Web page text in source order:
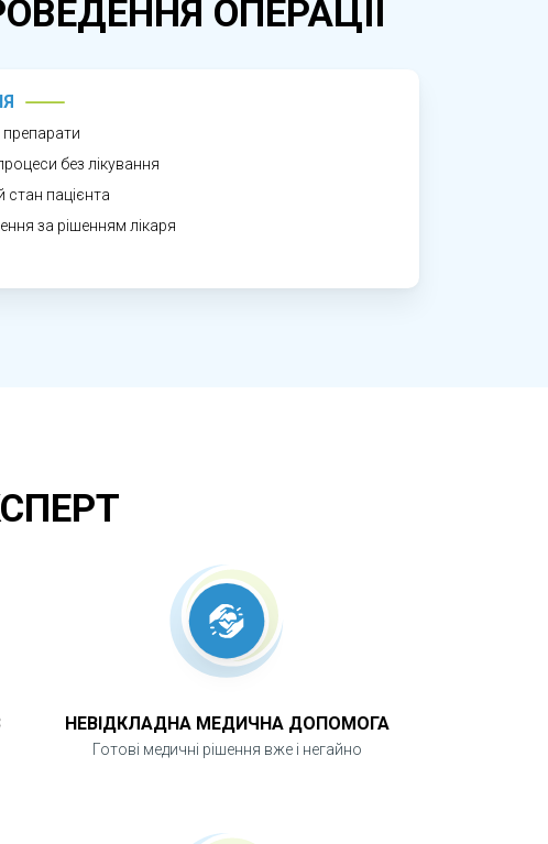
тому важливо звернутися до лікаря.
ОПЕРАЦІІ
препарати
без лікування
стан пацієнта
за рішенням лікаря
НЕВІДКЛАДНА МЕДИЧНА ДОПОМОГА
Готові медичні рішення вже і негайно